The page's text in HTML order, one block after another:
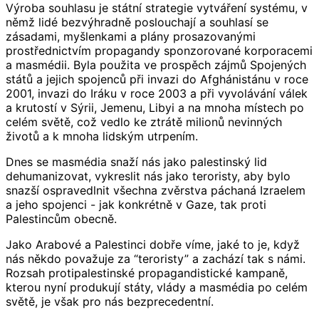
Výroba souhlasu je státní strategie vytváření systému, v
němž lidé bezvýhradně poslouchají a souhlasí se
zásadami, myšlenkami a plány prosazovanými
prostřednictvím propagandy sponzorované korporacemi
a masmédii. Byla použita ve prospěch zájmů Spojených
států a jejich spojenců při invazi do Afghánistánu v roce
2001, invazi do Iráku v roce 2003 a při vyvolávání válek
a krutostí v Sýrii, Jemenu, Libyi a na mnoha místech po
celém světě, což vedlo ke ztrátě milionů nevinných
životů a k mnoha lidským utrpením.
Dnes se masmédia snaží nás jako palestinský lid
dehumanizovat, vykreslit nás jako teroristy, aby bylo
snazší ospravedlnit všechna zvěrstva páchaná Izraelem
a jeho spojenci - jak konkrétně v Gaze, tak proti
Palestincům obecně.
Jako Arabové a Palestinci dobře víme, jaké to je, když
nás někdo považuje za “teroristy” a zachází tak s námi.
Rozsah protipalestinské propagandistické kampaně,
kterou nyní produkují státy, vlády a masmédia po celém
světě, je však pro nás bezprecedentní.